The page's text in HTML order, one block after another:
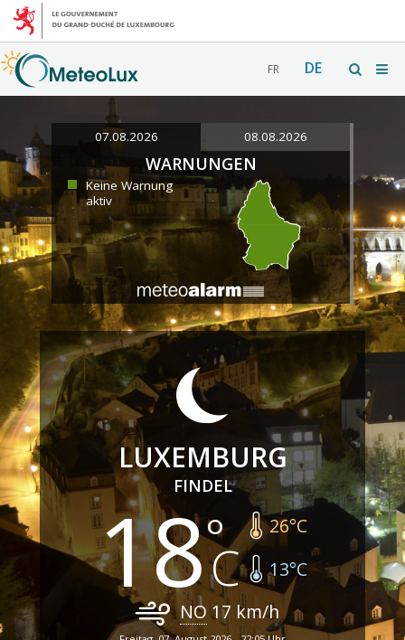
FR DE
07.08.2026 08.08.2026
WARNUNGEN
Keine Warnung
aktiv
LUXEMBURG
FINDEL
18 26°C
13°C
NO 17 km/h